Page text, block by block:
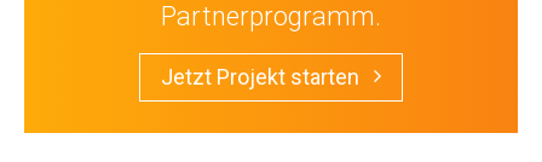
Partnerprogramm.
Jetzt Projekt starten